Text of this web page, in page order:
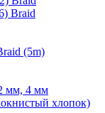
Braid
(5m)
мм, 4 мм
хлопок)